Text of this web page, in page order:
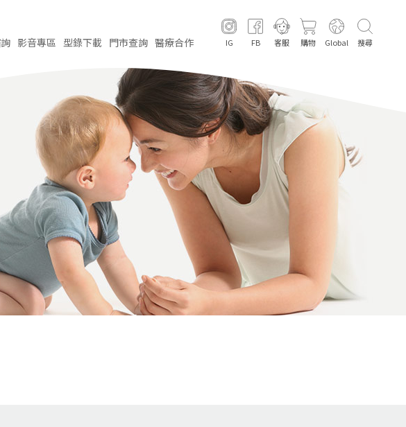
影音專區 型錄下載 門市查詢 醫療合作 IG FB 客服 購物 Global 搜尋